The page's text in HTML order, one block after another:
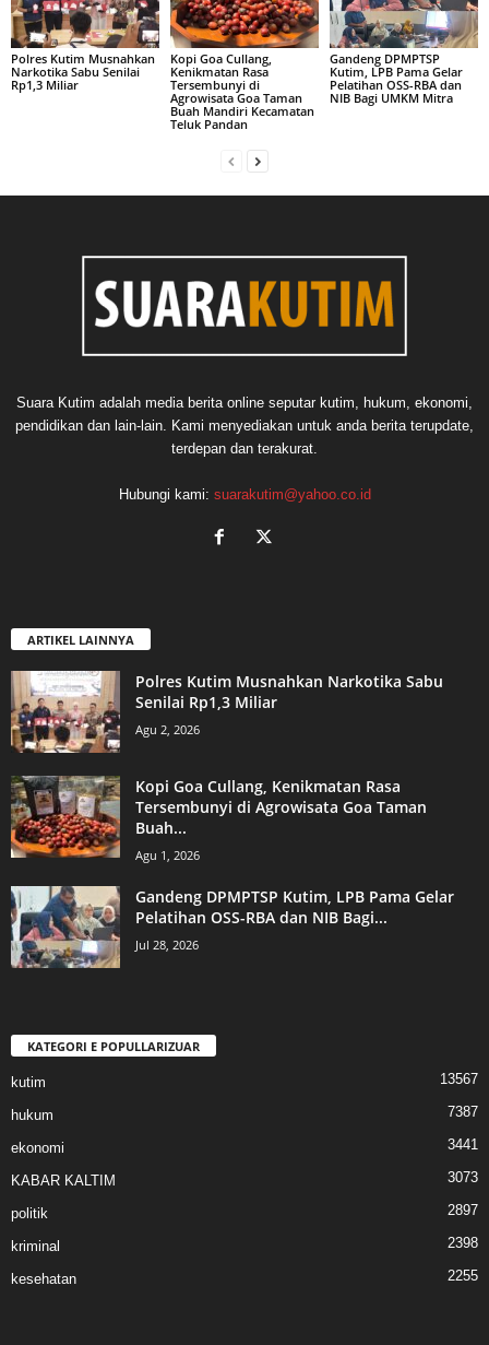
Polres Kutim Musnahkan
Narkotika Sabu Senilai
Rp1,3 Miliar
Kopi Goa Cullang,
Kenikmatan Rasa
Tersembunyi di
Agrowisata Goa Taman
Buah Mandiri Kecamatan
Teluk Pandan
Gandeng DPMPTSP
Kutim, LPB Pama Gelar
Pelatihan OSS-RBA dan
NIB Bagi UMKM Mitra
Suara Kutim adalah media berita online seputar kutim, hukum, ekonomi,
pendidikan dan lain-lain. Kami menyediakan untuk anda berita terupdate,
terdepan dan terakurat.
Hubungi kami: suarakutim@yahoo.co.id
ARTIKEL LAINNYA
Polres Kutim Musnahkan Narkotika Sabu
Senilai Rp1,3 Miliar
Agu 2, 2026
Kopi Goa Cullang, Kenikmatan Rasa
Tersembunyi di Agrowisata Goa Taman
Buah...
Agu 1, 2026
Gandeng DPMPTSP Kutim, LPB Pama Gelar
Pelatihan OSS-RBA dan NIB Bagi...
Jul 28, 2026
KATEGORI E POPULLARIZUAR
kutim 13567
hukum 7387
ekonomi 3441
KABAR KALTIM 3073
politik 2897
kriminal 2398
kesehatan 2255